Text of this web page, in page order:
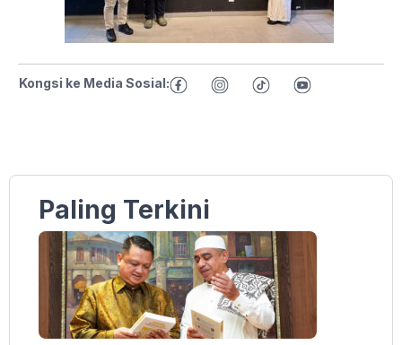
Kongsi ke Media Sosial:
Paling Terkini